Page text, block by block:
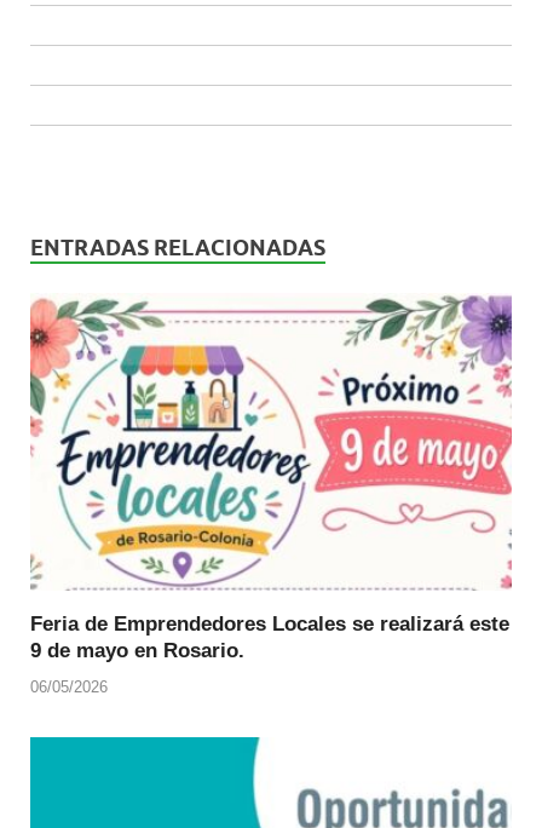
ENTRADAS RELACIONADAS
Feria de Emprendedores Locales se realizará este
9 de mayo en Rosario.
06/05/2026